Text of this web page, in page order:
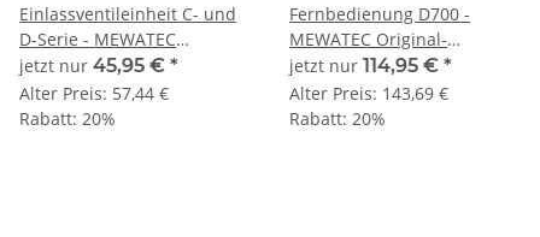
Einlassventileinheit C- und
D-Serie - MEWATEC
Original-Ersatzteil
jetzt nur 45,95 € *
Alter Preis: 57,44 €
Rabatt: 20%
Fernbedienung D700 -
MEWATEC Original-
Ersatzteil
jetzt nur 114,95 € *
Alter Preis: 143,69 €
Rabatt: 20%